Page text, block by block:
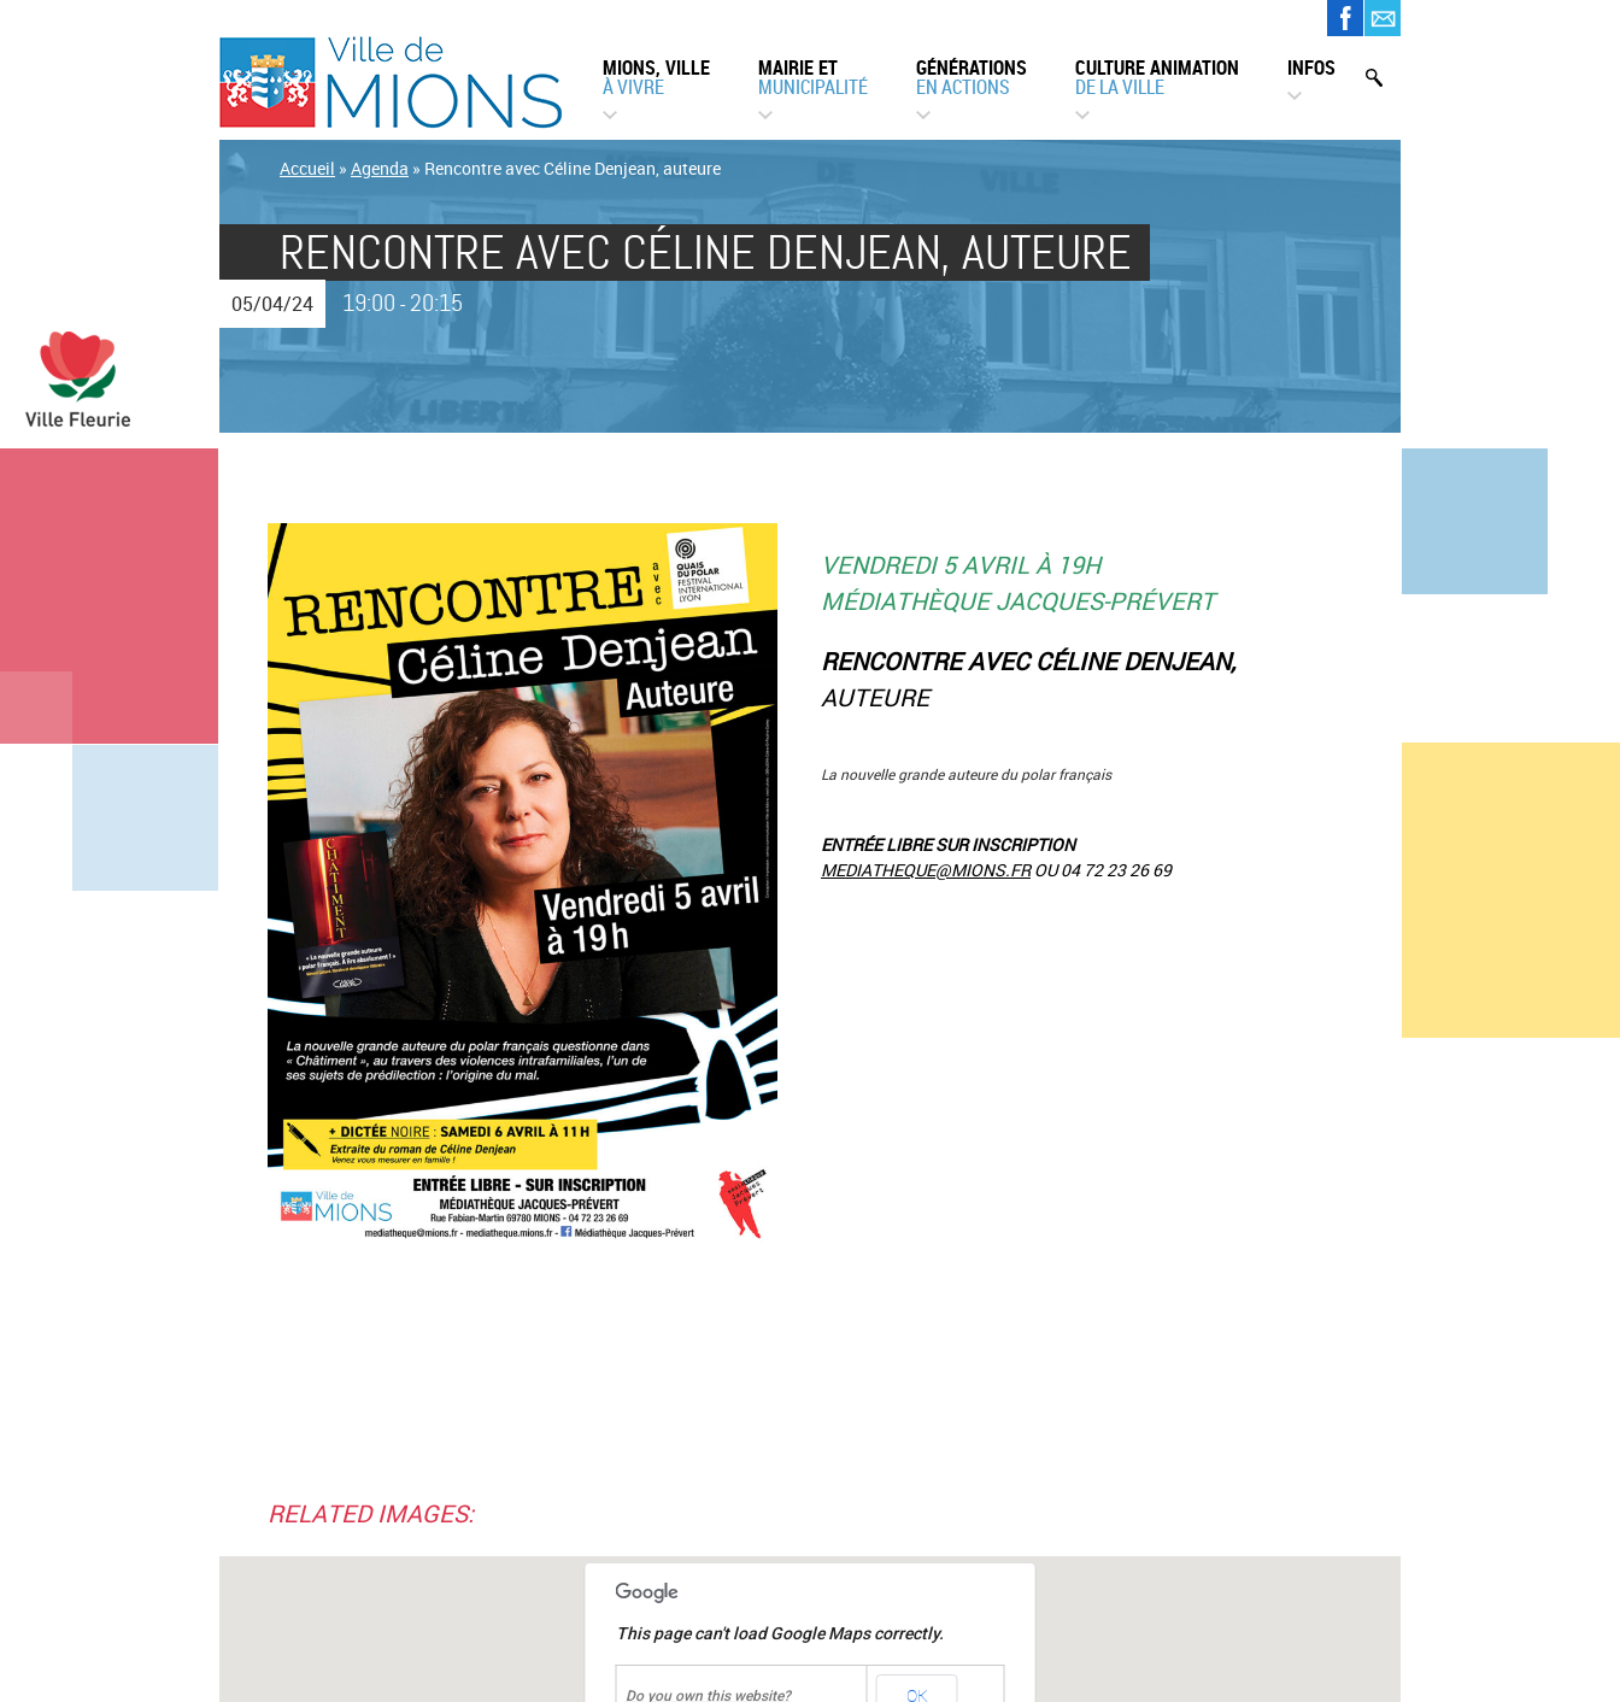
MIONS, VILLE
À VIVRE
MAIRIE ET
MUNICIPALITÉ
GÉNÉRATIONS
EN ACTIONS
CULTURE ANIMATION
DE LA VILLE
INFOS
Accueil » Agenda » Rencontre avec Céline Denjean, auteure
RENCONTRE AVEC CÉLINE DENJEAN, AUTEURE
05/04/24 19:00 -20:15
VENDREDI 5 AVRIL À 19H
MÉDIATHÈQUE JACQUES-PRÉVERT
RENCONTRE AVEC CÉLINE DENJEAN,
AUTEURE
La nouvelle grande auteure du polar français
ENTRÉE LIBRE SUR INSCRIPTION
MEDIATHEQUE@MIONS.FROU 04 72 23 26 69
RELATED IMAGES:
Médiathèque Jacques Prévert
This page can't load Google Maps correctly.
Do you own this website? OK